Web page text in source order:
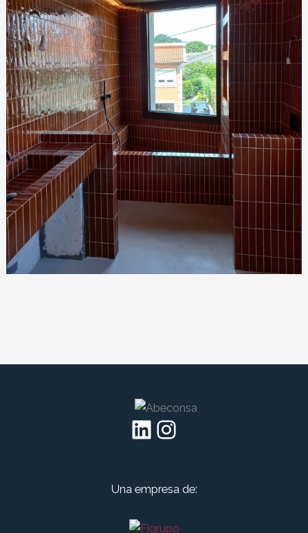
LinkedIn Instagram
Una empresa de: